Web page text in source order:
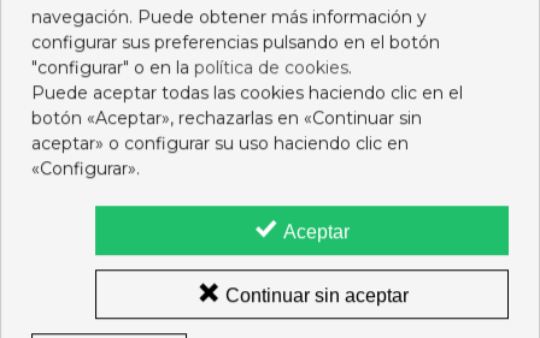
Descripción
Opiniones
16 OTROS PRODUCTOS DE LA MISMA CATEGORÍA:
navegación. Puede obtener más información y
configurar sus preferencias pulsando en el botón
"configurar" o en la política de cookies.
Puede aceptar todas las cookies haciendo clic en el
botón «Aceptar», rechazarlas en «Continuar sin
aceptar» o configurar su uso haciendo clic en
«Configurar».
Aceptar
Continuar sin aceptar